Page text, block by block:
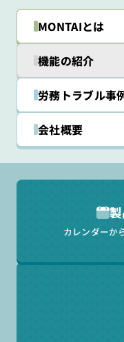
MONTAIとは
機能の紹介
労務トラブル事
会社概要
カレンダーか